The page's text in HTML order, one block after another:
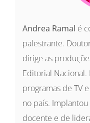
Andrea Ramal é
palestrante.
dirige as
Editorial
programas de TV
no país.
docente e de